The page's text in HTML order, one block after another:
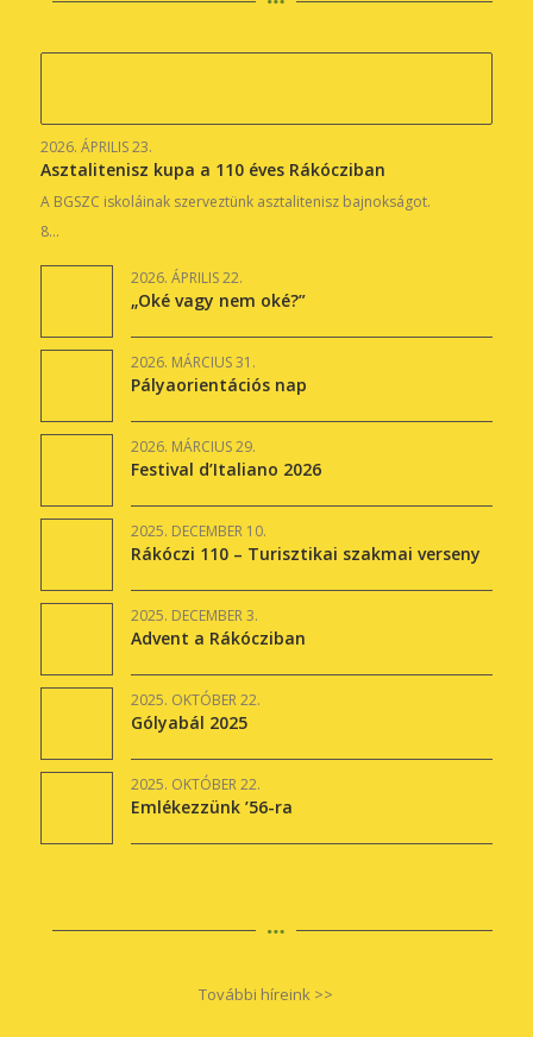
2026. ÁPRILIS 23.
Asztalitenisz kupa a 110 éves Rákócziban
A BGSZC iskoláinak szerveztünk asztalitenisz bajnokságot.
8…
2026. ÁPRILIS 22.
„Oké vagy nem oké?”
2026. MÁRCIUS 31.
Pályaorientációs nap
2026. MÁRCIUS 29.
Festival d’Italiano 2026
2025. DECEMBER 10.
Rákóczi 110 – Turisztikai szakmai verseny
2025. DECEMBER 3.
Advent a Rákócziban
2025. OKTÓBER 22.
Gólyabál 2025
2025. OKTÓBER 22.
Emlékezzünk ’56-ra
További híreink >>